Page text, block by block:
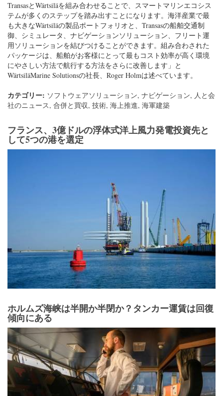
TransasとWärtsiläを組み合わせることで、スマートマリンエコシス
テムが多くのステップを踏み出すことになります。海洋産業で最
も大きなWärtsiläの製品ポートフォリオと、Transasの船舶交通制
御、シミュレータ、ナビゲーションソリューション、フリート運
用ソリューションを結びつけることができます。組み合わされた
パッケージは、船舶がお客様にとって最もコスト効率が高く環境
にやさしい方法で航行する方法をさらに改善します」と
WärtsiläMarine Solutionsの社長、Roger Holmは述べています。
カテゴリー: ソフトウェアソリューション, ナビゲーション, 人と会
社のニュース, 合併と買収, 技術, 海上推進, 海軍建築
フランス、3億ドルの浮体式洋上風力発電投資先と
して5つの港を選定
ホルムズ海峡は半開か半閉か？タンカー運賃は回復
傾向にある